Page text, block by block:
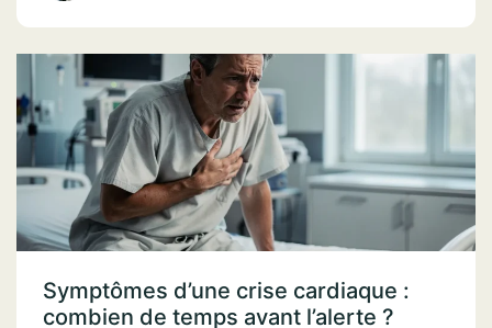
Symptômes d’une crise cardiaque :
combien de temps avant l’alerte ?